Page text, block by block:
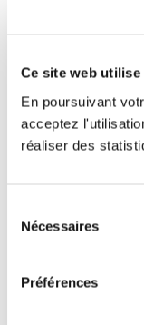
Ce site web utilise
En poursuivant
acceptez
réaliser des
Nécessaires
Préférences
Partenaire